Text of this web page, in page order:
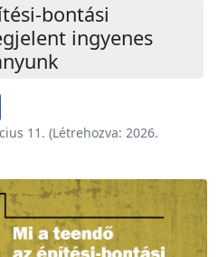
bontási
ingyenes
11. (Létrehozva: 2026.